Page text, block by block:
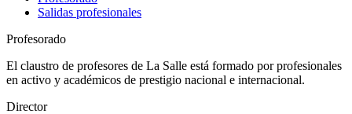
Salidas profesionales
Profesorado
El claustro de profesores de La Salle está formado por profesionales
en activo y académicos de prestigio nacional e internacional.
Director